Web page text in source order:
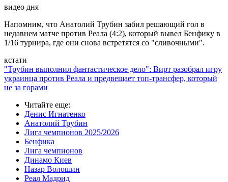
видео дня
Напомним, что Анатолий Трубин забил решающий гол в
недавнем матче против Реала (4:2), который вывел Бенфику в
1/16 турнира, где они снова встретятся со "сливочными".
кстати
"Трубин выполнил фантастическое дело": Вирт разобрал игру
украинца против Реала и предвещает топ-трансфер, который
не за горами
Читайте еще:
Денис Игнатенко
Анатолий Трубин
Лига чемпионов 2025/2026
Бенфика
Лига чемпионов
Динамо Киев
Назар Волошин
Реал Мадрид